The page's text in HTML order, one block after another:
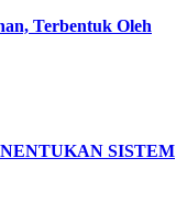
Terbentuk Oleh
SISTEM